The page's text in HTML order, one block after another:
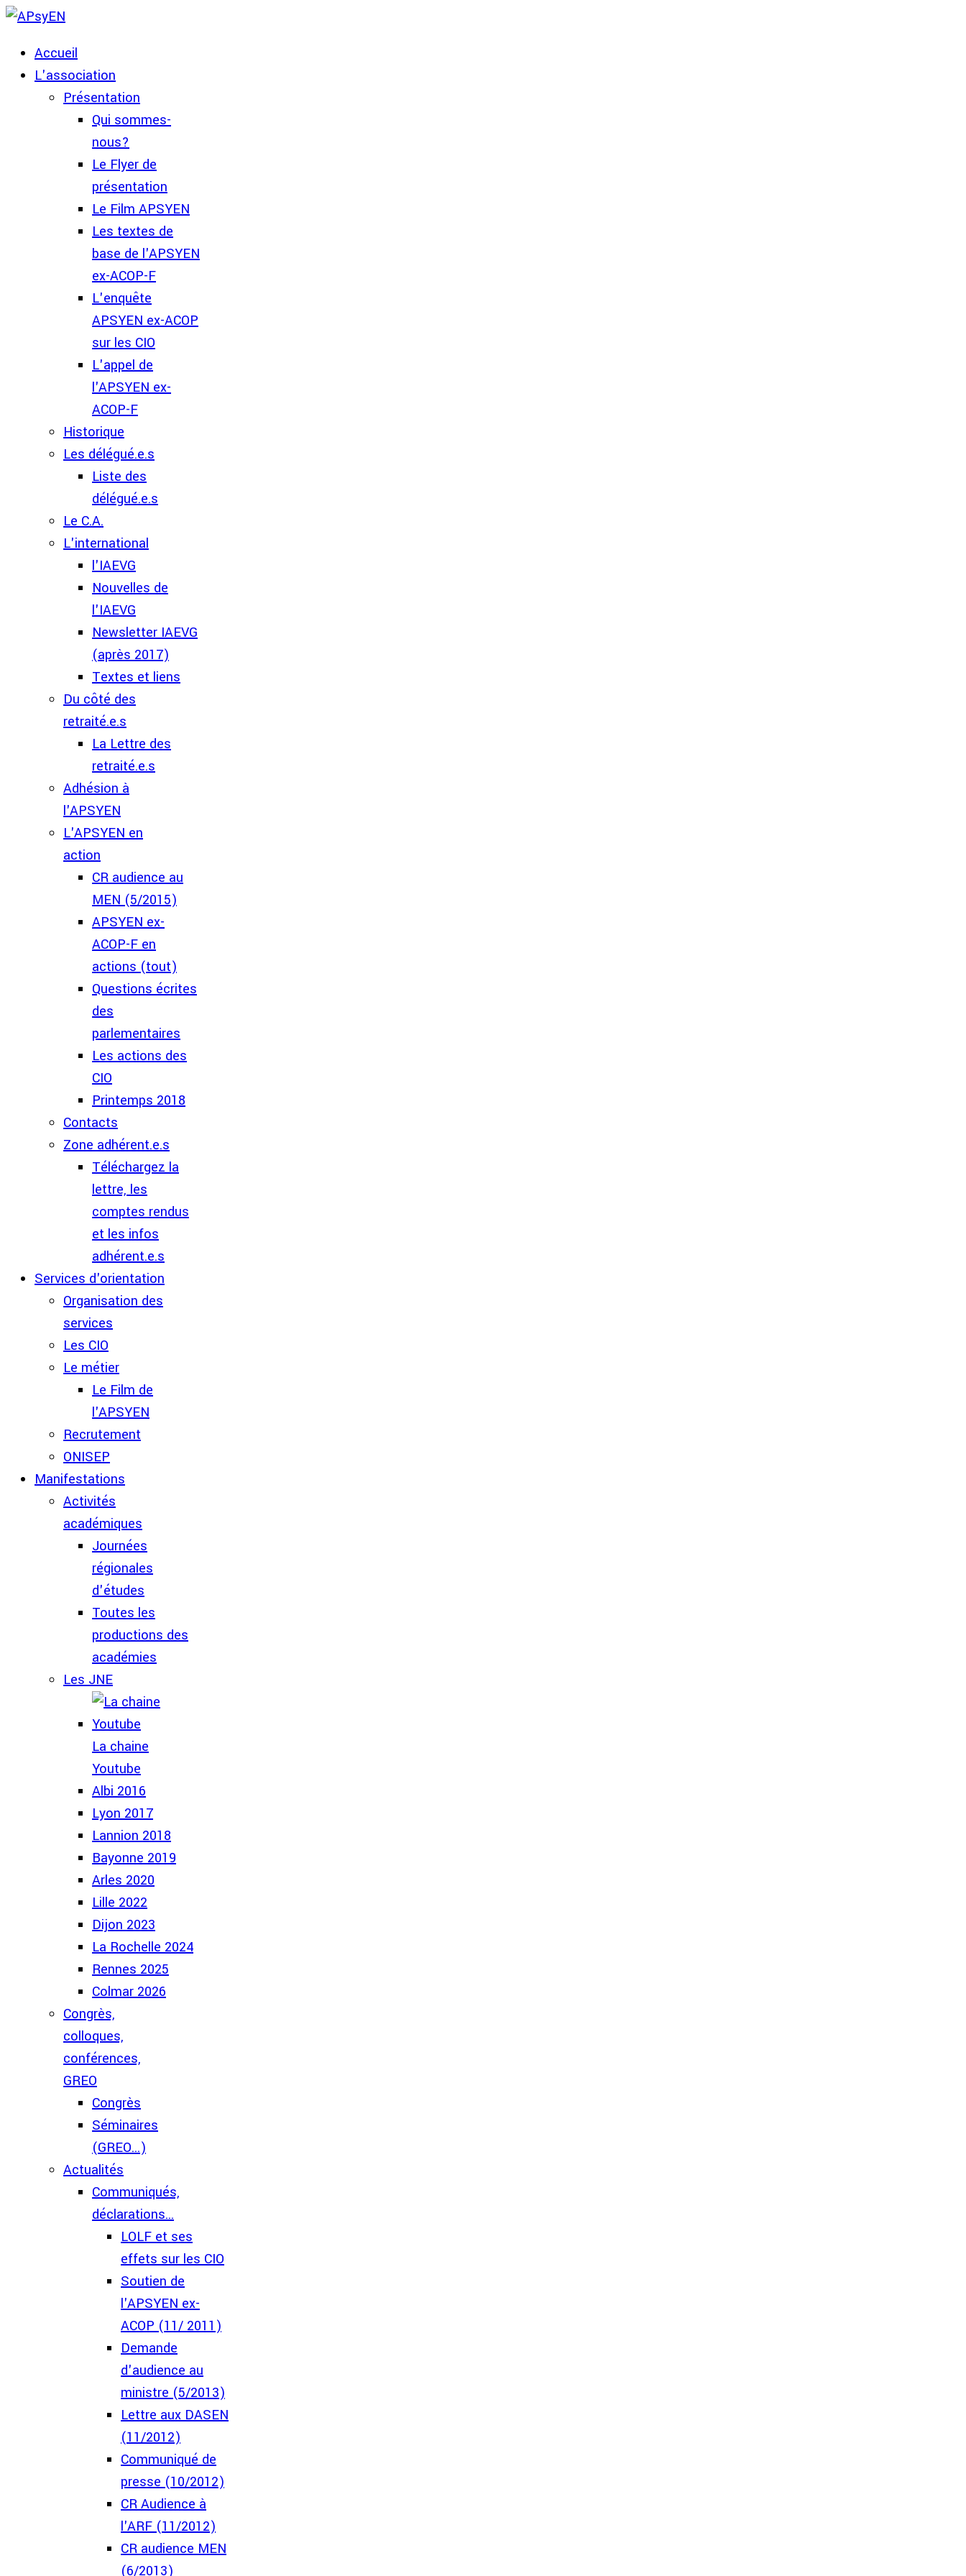
Accueil
L'association
Présentation
Qui sommes-
nous?
Le Flyer de
présentation
Le Film APSYEN
Les textes de
base de l'APSYEN
ex-ACOP-F
L'enquête
APSYEN ex-ACOP
sur les CIO
L'appel de
l'APSYEN ex-
ACOP-F
Historique
Les délégué.e.s
Liste des
délégué.e.s
Le C.A.
L'international
l'IAEVG
Nouvelles de
l'IAEVG
Newsletter IAEVG
(après 2017)
Textes et liens
Du côté des
retraité.e.s
La Lettre des
retraité.e.s
Adhésion à
l'APSYEN
L'APSYEN en
action
CR audience au
MEN (5/2015)
APSYEN ex-
ACOP-F en
actions (tout)
Questions écrites
des
parlementaires
Les actions des
CIO
Printemps 2018
Contacts
Zone adhérent.e.s
Téléchargez la
lettre, les
comptes rendus
et les infos
adhérent.e.s
Services d'orientation
Organisation des
services
Les CIO
Le métier
Le Film de
l'APSYEN
Recrutement
ONISEP
Manifestations
Activités
académiques
Journées
régionales
d'études
Toutes les
productions des
académies
Les JNE
La chaine
Youtube
Albi 2016
Lyon 2017
Lannion 2018
Bayonne 2019
Arles 2020
Lille 2022
Dijon 2023
La Rochelle 2024
Rennes 2025
Colmar 2026
Congrès,
colloques,
conférences,
GREO
Congrès
Séminaires
(GREO...)
Actualités
Communiqués,
déclarations...
LOLF et ses
effets sur les CIO
Soutien de
l'APSYEN ex-
ACOP (11/ 2011)
Demande
d'audience au
ministre (5/2013)
Lettre aux DASEN
(11/2012)
Communiqué de
presse (10/2012)
CR Audience à
l'ARF (11/2012)
CR audience MEN
(6/2013)